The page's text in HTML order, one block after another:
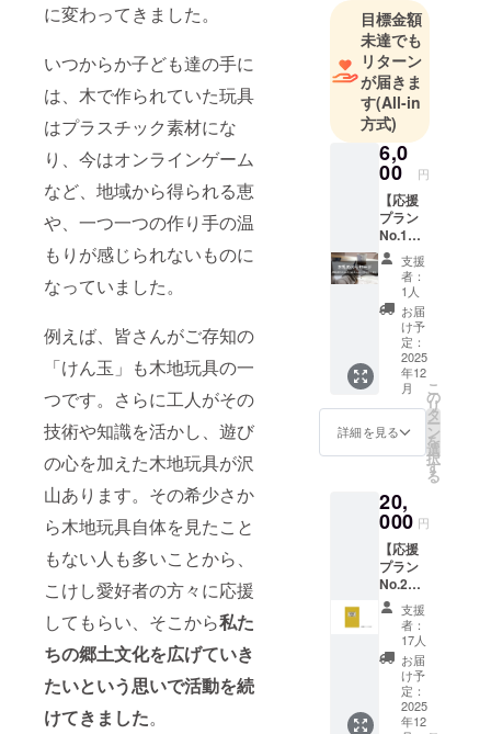
に変わってきました。
いつからか子ども達の手に
は、木で作られていた玩具
はプラスチック素材にな
り、今はオンラインゲーム
など、地域から得られる恵
や、一つ一つの作り手の温
もりが感じられないものに
なっていました。
例えば、皆さんがご存知の
「けん玉」も木地玩具の一
つです。さらに工人がその
技術や知識を活かし、遊び
の心を加えた木地玩具が沢
山あります。その希少さか
ら木地玩具自体を見たこと
もない人も多いことから、
こけし愛好者の方々に応援
してもらい、そこから私た
ちの郷土文化を広げていき
たいという思いで活動を続
けてきました。
目標金額
未達でも
リターン
が届きま
す(All-in
方式)
6,0
00 円
【応援
プラン
No.1】
◎お礼
のメッ
セージ
◎お名
前掲載
（希望
者）
この
度、発
行する
『木地
玩具』
写真集
支援者
様のお
名前を
掲載し
ます。
掲載
をご希
望され
る方
は、備
考欄に
「お名
前」を
ご記入
支援
者：
1人
お届
け予
定：
2025
年12
月
詳細を見る
こ
の
リ
タ
ー
ン
を
選
択
す
る
20,
000 円
【応援
プラン
No.2】
『木地
玩具』
写真集
◎『木
地玩
具』写
真集 1
冊 ＊
支援
者：
17人
お届
け予
定：
2025
年12